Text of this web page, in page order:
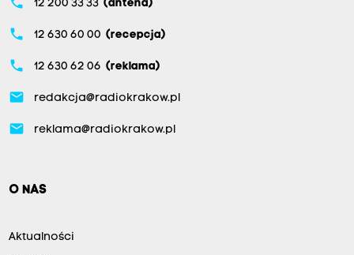
12 200 33 33 (antena)
phone 12 630 60 00 (recepcja)
phone 12 630 62 06 (reklama)
email redakcja@radiokrakow.pl
email reklama@radiokrakow.pl
O NAS
Aktualności